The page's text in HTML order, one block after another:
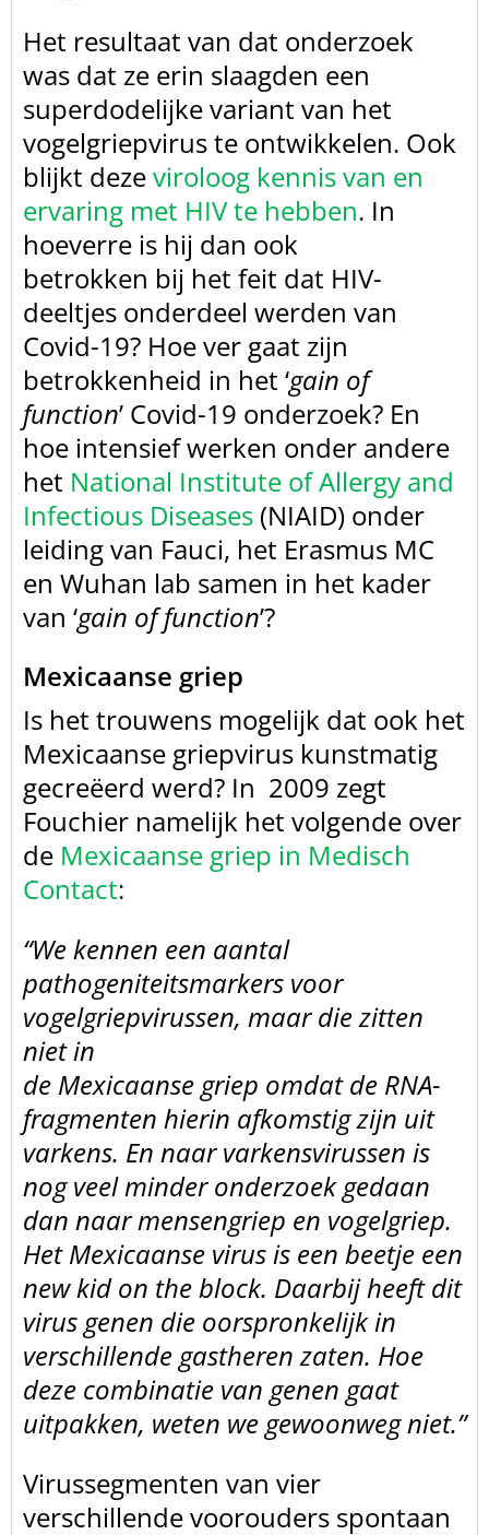
Het resultaat van dat onderzoek
was dat ze erin slaagden een
superdodelijke variant van het
vogelgriepvirus te ontwikkelen. Ook
blijkt dezeviroloog kennis van en
ervaring met HIV te hebben. In
hoeverre is hij dan ook
betrokken bij het feit dat HIV-
deeltjes onderdeel werden van
Covid-19? Hoe ver gaat zijn
betrokkenheid in het ‘gain of
function’ Covid-19 onderzoek? En
hoe intensief werken onder andere
het National Institute of Allergy and
Infectious Diseases (NIAID) onder
leiding van Fauci, het Erasmus MC
en Wuhan lab samen in het kader
van ‘gain of function’?
Mexicaanse griep
Is het trouwens mogelijk dat ook het
Mexicaanse griepvirus kunstmatig
gecreëerd werd? In 2009 zegt
Fouchier namelijk het volgende over
de Mexicaanse griep in Medisch
Contact:
“We kennen een aantal
pathogeniteitsmarkers voor
vogelgriepvirussen, maar die zitten
niet in
de Mexicaanse griep omdat de RNA-
fragmenten hierin afkomstig zijn uit
varkens. En naar varkensvirussen is
nog veel minder onderzoek gedaan
dan naar mensengriep en vogelgriep.
Het Mexicaanse virus is een beetje een
new kid on the block. Daarbij heeft dit
virus genen die oorspronkelijk in
verschillende gastheren zaten. Hoe
deze combinatie van genen gaat
uitpakken, weten we gewoonweg niet.”
Virussegmenten van vier
verschillendevoorouders spontaan